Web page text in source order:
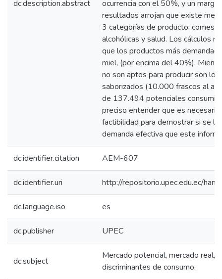
dc.description.abstract
ocurrencia con el 50%, y un
resultados arrojan que existe
3 categorías de producto:
alcohólicas y salud. Los cálculos
que los productos más
miel, (por encima del 40%).
no son aptos para producir son
saborizados (10.000 frascos al
de 137.494 potenciales
preciso entender que es
factibilidad para demostrar si se
demanda efectiva que este
dc.identifier.citation AEM-607
dc.identifier.uri http://repositorio.upec.edu.ec/
dc.language.iso es
dc.publisher UPEC
dc.subject
Mercado potencial, mercado real,
discriminantes de consumo.